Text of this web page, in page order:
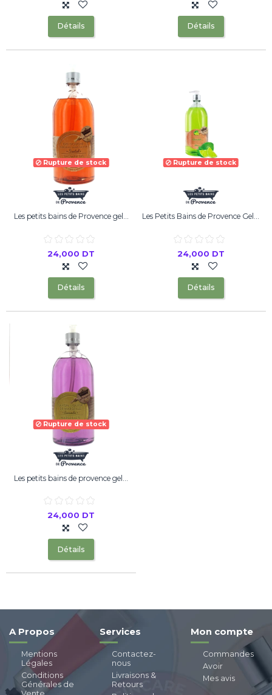
Détails Détails
Rupture de stock
Les petits bains de Provence gel...
24,000 DT
Détails
Rupture de stock
Les Petits Bains de Provence Gel...
24,000 DT
Détails
Rupture de stock
Les petits bains de provence gel...
24,000 DT
Détails
A Propos
Mentions
Légales
Conditions
Générales de
Services
Contactez-
nous
Livraisons &
Retours
Mon compte
Commandes
Avoir
Mes avis